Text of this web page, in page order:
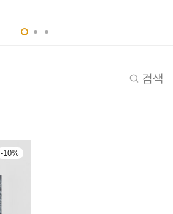
검색
-10%